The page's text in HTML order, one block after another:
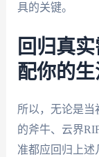
具的关键。
回归真
配你的生
所以，无论是当
的斧牛、云界
准都应回归上述